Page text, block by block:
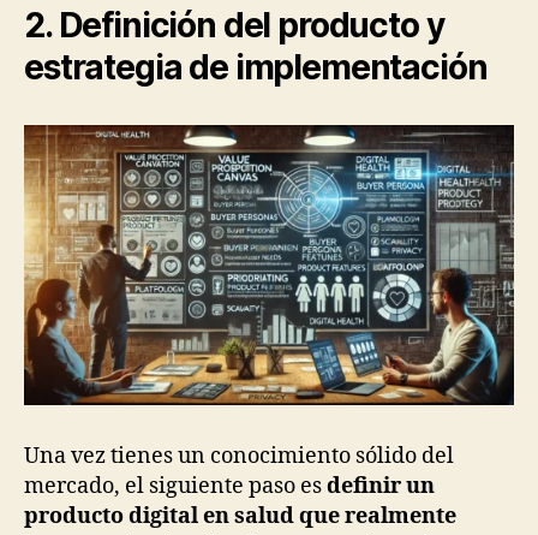
2. Definición del producto y
estrategia de implementación
Una vez tienes un conocimiento sólido del
mercado, el siguiente paso esdefinir un
producto digital en salud que realmente